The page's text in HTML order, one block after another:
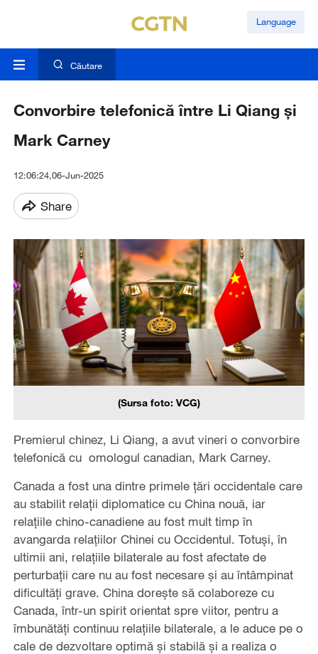
Language
Căutare
Convorbire telefonică între Li Qiang și
Mark Carney
12:06:24,06-Jun-2025
Share
(Sursa foto: VCG)
Premierul chinez, Li Qiang, a avut vineri o convorbire
telefonică cu omologul canadian, Mark Carney.
Canada a fost una dintre primele țări occidentale care
au stabilit relații diplomatice cu China nouă, iar
relațiile chino-canadiene au fost mult timp în
avangarda relațiilor Chinei cu Occidentul. Totuși, în
ultimii ani, relațiile bilaterale au fost afectate de
perturbații care nu au fost necesare și au întâmpinat
dificultăți grave. China dorește să colaboreze cu
Canada, într-un spirit orientat spre viitor, pentru a
îmbunătăți continuu relațiile bilaterale, a le aduce pe o
cale de dezvoltare optimă și stabilă și a realiza o